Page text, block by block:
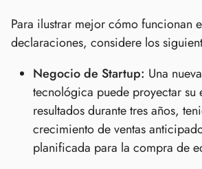
Para ilustrar mejor cómo funcionan
declaraciones, considere los
Negocio de Startup: Una
tecnológica puede proyectar su
resultados durante tres años,
crecimiento de ventas
planificada para la compra de